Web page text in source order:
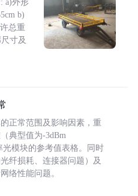
a)外形
b)
总重
寸及
正常范围及影响因素，重
典型值为-3dBm
光模块的参考值表格。同时
纤损耗、连接器问题）及
络性能问题。